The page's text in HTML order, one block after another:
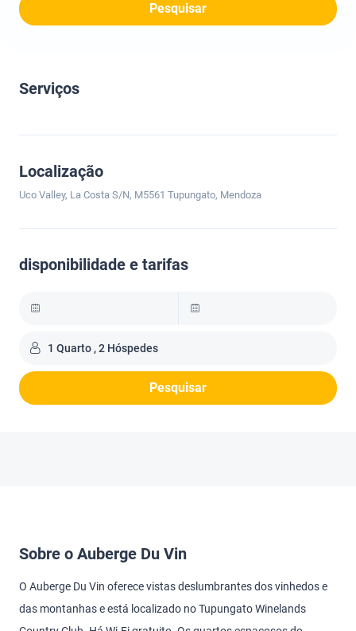
Pesquisar
Serviços
Localização
Uco Valley, La Costa S/N, M5561 Tupungato, Mendoza
disponibilidade e tarifas
1 Quarto , 2 Hóspedes
Pesquisar
Sobre o Auberge Du Vin
O Auberge Du Vin oferece vistas deslumbrantes dos vinhedos e
das montanhas e está localizado no Tupungato Winelands